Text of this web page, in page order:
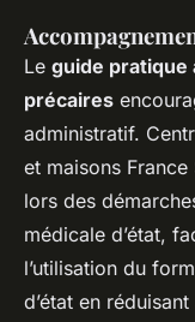
Le guide pratique
précaires
administratif.
et maisons France
lors des
médicale d’état,
l’utilisation du
d’état en